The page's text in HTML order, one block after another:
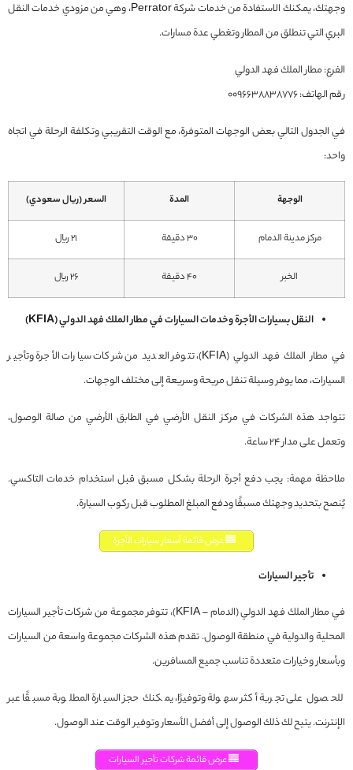
وجهتك، يمكنك الاستفادة من خدمات شركة Perrator، وهي من مزودي خدمات النقل
البري التي تنطلق من المطار وتغطي عدة مسارات.
الفرع: مطار الملك فهد الدولي
رقم الهاتف: 0096638838776
في الجدول التالي بعض الوجهات المتوفرة، مع الوقت التقريبي وتكلفة الرحلة في اتجاه
واحد:
الوجهة المدة السعر (ريال سعودي)
مركز مدينة الدمام 30 دقيقة 21 ريال
الخبر 40 دقيقة 26 ريال
النقل بسيارات الأجرة وخدمات السيارات في مطار الملك فهد الدولي (KFIA)
في مطار الملك فهد الدولي (KFIA)، تتوفر العديد من شركات سيارات الأجرة وتأجير
السيارات، مما يوفر وسيلة تنقل مريحة وسريعة إلى مختلف الوجهات.
تتواجد هذه الشركات في مركز النقل الأرضي في الطابق الأرضي من صالة الوصول،
وتعمل على مدار 24 ساعة.
ملاحظة مهمة: يجب دفع أجرة الرحلة بشكل مسبق قبل استخدام خدمات التاكسي.
يُنصح بتحديد وجهتك مسبقًا ودفع المبلغ المطلوب قبل ركوب السيارة.
عرض قائمة أسعار سيارات الأجرة
تأجير السيارات
في مطار الملك فهد الدولي (الدمام – KFIA)، تتوفر مجموعة من شركات تأجير السيارات
المحلية والدولية في منطقة الوصول. تقدم هذه الشركات مجموعة واسعة من السيارات
وبأسعار وخيارات متعددة تناسب جميع المسافرين.
للحصول على تجربة أكثر سهولة وتوفيرًا، يمكنك حجز السيارة المطلوبة مسبقًا عبر
الإنترنت. يتيح لك ذلك الوصول إلى أفضل الأسعار وتوفير الوقت عند الوصول.
عرض قائمة شركات تأجير السيارات